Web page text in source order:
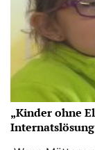
„Kinder ohne